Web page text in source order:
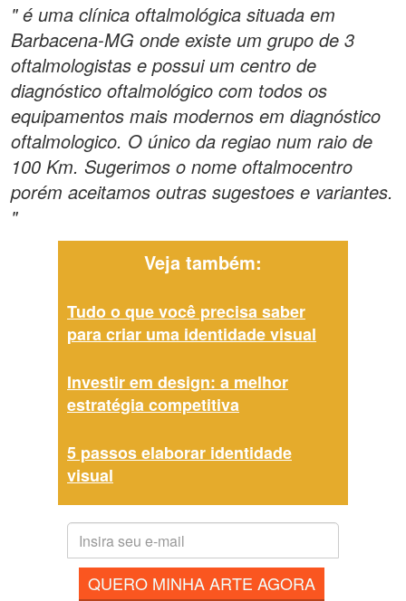
" é uma clínica oftalmológica situada em
Barbacena-MG onde existe um grupo de 3
oftalmologistas e possui um centro de
diagnóstico oftalmológico com todos os
equipamentos mais modernos em diagnóstico
oftalmologico. O único da regiao num raio de
100 Km. Sugerimos o nome oftalmocentro
porém aceitamos outras sugestoes e variantes.
"
Veja também:
Tudo o que você precisa saber
para criar uma identidade visual
Investir em design: a melhor
estratégia competitiva
5 passos elaborar identidade
visual
QUERO MINHA ARTE AGORA